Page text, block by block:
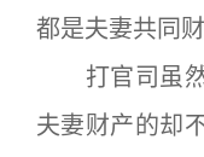
都是夫妻共同
打官司虽然
夫妻财产的却